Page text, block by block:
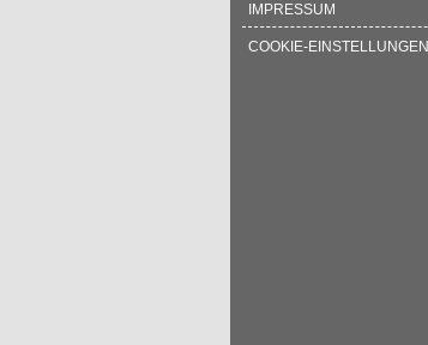
IMPRESSUM
COOKIE-EINSTELLUNGEN